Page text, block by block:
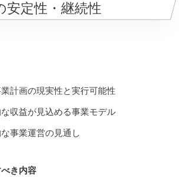
定性・継続性
業計画の現実性と実行可能性
な収益が見込める事業モデル
な事業運営の見通し
き内容